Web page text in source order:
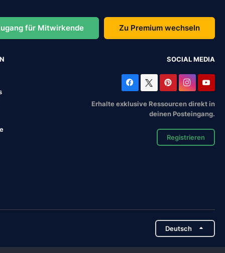
für Mitwirkende Zu Premium wechseln
SOCIAL MEDIA
Erhalte exklusive Ressourcen direkt in
deinen Posteingang.
Registrieren
Deutsch